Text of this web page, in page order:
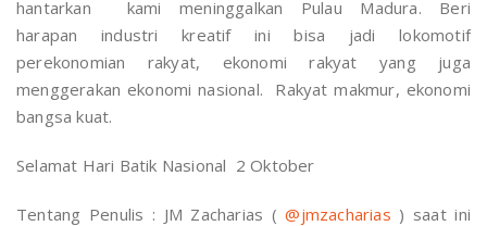
hantarkan kami meninggalkan Pulau Madura. Beri
harapan industri kreatif ini bisa jadi lokomotif
perekonomian rakyat, ekonomi rakyat yang juga
menggerakan ekonomi nasional. Rakyat makmur, ekonomi
bangsa kuat.
Selamat Hari Batik Nasional 2 Oktober
Tentang Penulis : JM Zacharias (@jmzacharias ) saat ini